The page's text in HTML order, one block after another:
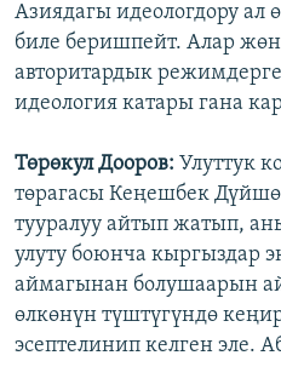
Азиядагы идеологдору
биле беришпейт. Алар
авторитардык
идеология катары гана
Төрөкул Дооров: Улуттук
төрагасы Кеңешбек
тууралуу айтып жатып,
улуту боюнча кыргыздар
аймагынан болушаарын
өлкөнүн түштүгүндө
эсептелинип келген эле.